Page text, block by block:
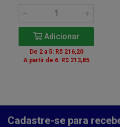
Adicionar
De 2 a 5: R$ 216,20
A partir de 6: R$ 213,85
Cadastre-se para